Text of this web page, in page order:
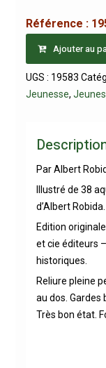
Référence :
Ajouter au
UGS : 19583
Jeunesse,
Par Albert
Illustré de 38
d’Albert Robida.
Edition
et cie éditeurs
historiques.
Reliure pleine
au dos. Gardes
Très bon état.